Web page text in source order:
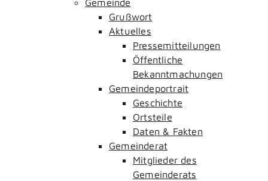
Grußwort
Aktuelles
Pressemitteilungen
Öffentliche
Bekanntmachungen
Gemeindeportrait
Geschichte
Ortsteile
Daten & Fakten
Gemeinderat
Mitglieder des
Gemeinderats